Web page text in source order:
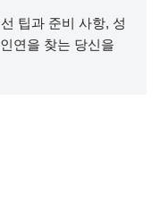
팁과 준비 사항, 성
연을 찾는 당신을